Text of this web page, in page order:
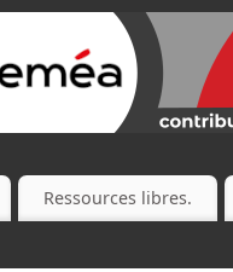
Ressources libres.